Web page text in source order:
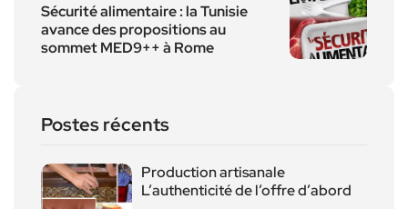
Sécurité alimentaire : la Tunisie
avance des propositions au
sommet MED9++ à Rome
Postes récents
Production artisanale
L’authenticité de l’offre d’abord